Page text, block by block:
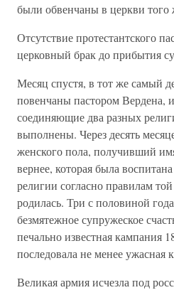
были обвенчаны в церкви того
Отсутствие протестантского
церковный брак до прибытия
Месяц спустя, в тот же самый
повенчаны пастором Вердена,
соединяющие два разных
выполнены. Через десять
женского пола, получивший
вернее, которая была
религии согласно правилам
родилась. Три с половиной
безмятежное супружеское
печально известная кампания
последовала не менее ужасная
Великая армия исчезла под